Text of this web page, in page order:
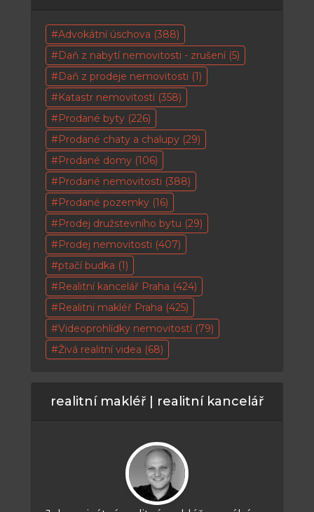
Advokátní úschova (388)
Daň z nabytí nemovitosti - zrušení(5)
Daň z prodeje nemovitosti (1)
Katastr nemovitostí(358)
Prodané byty (226)
Prodané chaty a chalupy (29)
Prodané domy (106)
Prodané nemovitosti (388)
Prodané pozemky (16)
Prodej družstevního bytu (29)
Prodej nemovitosti (407)
ptačí budka (1)
Realitní kancelář Praha (424)
Realitní makléř Praha (425)
Videoprohlídky nemovitostí(79)
Živá realitní videa (68)
realitní makléř | realitní kancelář